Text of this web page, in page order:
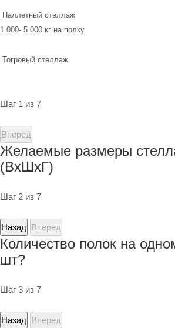
Паллетный стеллаж
1 000- 5 000 кг на полку
Тогровый стеллаж
Шаг 1 из 7
Вперед
Желаемые размеры
(ВхШхГ)
Шаг 2 из 7
Назад Вперед
Количество полок на
шт?
Шаг 3 из 7
Назад Вперед